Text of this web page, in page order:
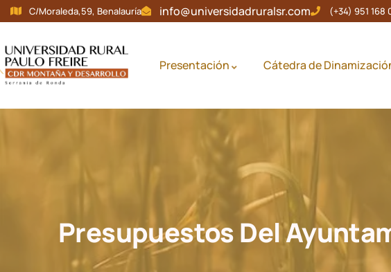
C/Moraleda,59, Benalauría info@universidadruralsr.com (+34) 951 168
Presentación Cátedra de
Presupuestos Del